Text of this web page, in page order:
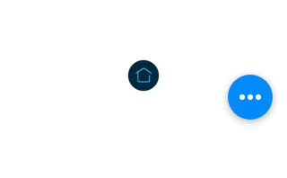
Tâmega Park - Edifício Mercúrio, Fração AC
Amarante